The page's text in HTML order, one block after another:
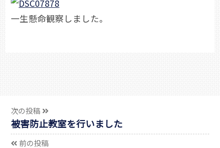
一生懸命観察しました。
次の投稿
被害防止教室を行いました
前の投稿